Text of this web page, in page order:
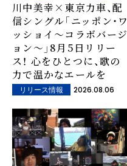
川中美幸×東京力車、配
信シングル「ニッポン・ワ
ッショイ～コラボバージ
ョン～」8月5日リリー
ス！ 心をひとつに、歌の
力で温かなエールを
リリース情報 2026.08.06